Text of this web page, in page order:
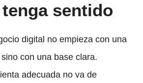
sentido
digital no empieza con una
con una base clara.
adecuada no va de